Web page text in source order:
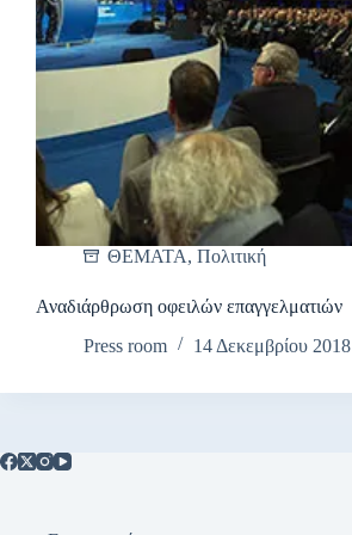
ΘΕΜΑΤΑ, Πολιτική
Αναδιάρθρωση οφειλών επαγγελματιών
Press room
14 Δεκεμβρίου 2018